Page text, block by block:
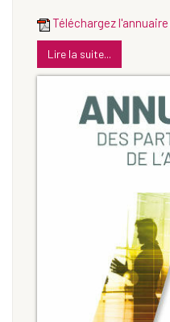
Téléchargez l'annuaire
Lire la suite...